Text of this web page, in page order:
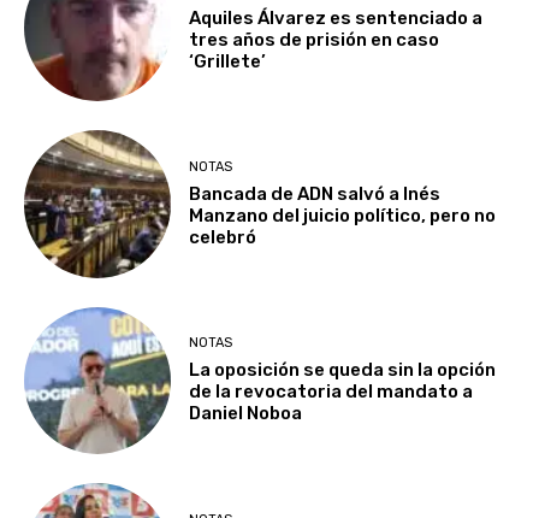
Aquiles Álvarez es sentenciado a
tres años de prisión en caso
‘Grillete’
NOTAS
Bancada de ADN salvó a Inés
Manzano del juicio político, pero no
celebró
NOTAS
La oposición se queda sin la opción
de la revocatoria del mandato a
Daniel Noboa